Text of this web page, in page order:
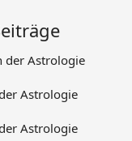
der Astrologie
Astrologie
Astrologie